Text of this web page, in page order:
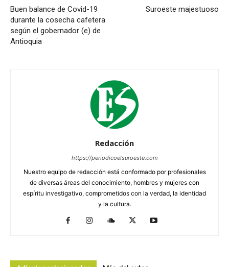
Buen balance de Covid-19
durante la cosecha cafetera
según el gobernador (e) de
Antioquia
Suroeste majestuoso
Redacción
https://periodicoelsuroeste.com
Nuestro equipo de redacción está conformado por profesionales
de diversas áreas del conocimiento, hombres y mujeres con
espíritu investigativo, comprometidos con la verdad, la identidad
y la cultura.